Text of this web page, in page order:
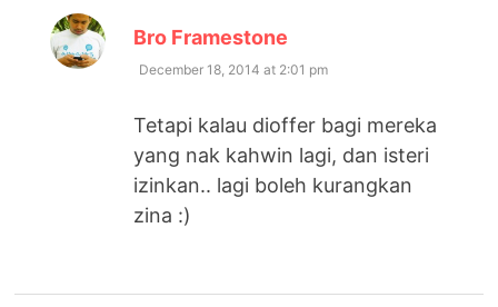
Bro Framestone
December 18, 2014 at 2:01 pm
Tetapi kalau dioffer bagi mereka
yang nak kahwin lagi, dan isteri
izinkan.. lagi boleh kurangkan
zina :)